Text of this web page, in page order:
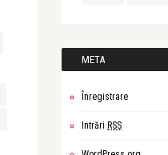
META
Înregistrare
Intrări RSS